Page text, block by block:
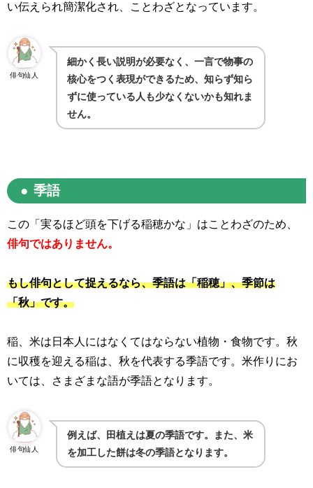
い伝えられ簡潔化され、ことわざとなっています。
俳句仙人
細かく長い説明が必要なく、一言で物事の
核心をつく表現ができるため、知らず知ら
ずに使っている人も少なくないかも知れま
せん。
季語
この「実るほど頭を下げる稲穂かな」はことわざのため、
俳句ではありません。
もし俳句として捉えるなら、季語は「稲穂」、季節は
「秋」です。
稲、米は日本人にはなくてはならない植物・食物です。秋
に収穫を迎える稲は、秋を代表する季語です。米作りにお
いては、さまざまな語が季語となります。
俳句仙人
例えば、田植えは夏の季語です。また、米
を加工した餅は冬の季語となります。